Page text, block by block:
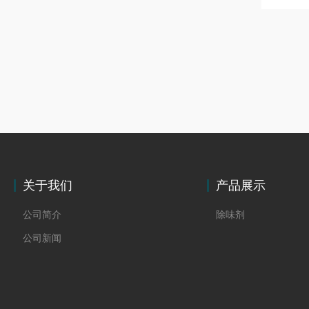
关于我们
公司简介
公司新闻
产品展示
除味剂